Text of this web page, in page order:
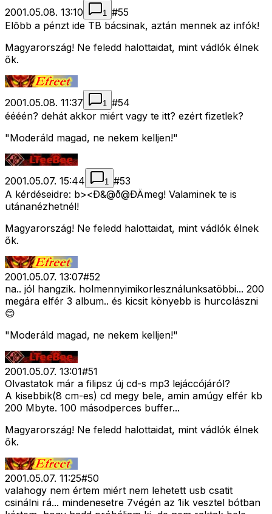
2001.05.08. 13:10 1 #55
Elõbb a pénzt ide TB bácsinak, aztán mennek az infók!
Magyarország! Ne feledd halottaidat, mint vádlók élnek
ők.
2001.05.08. 11:37 1 #54
éééén? dehát akkor miért vagy te itt? ezért fizetlek?
"Moderáld magad, ne nekem kelljen!"
2001.05.07. 15:44 1 #53
A kérdéseidre: b><Ð&@ð@ÐÄmeg! Valaminek te is
utánanézhetnél!
Magyarország! Ne feledd halottaidat, mint vádlók élnek
ők.
2001.05.07. 13:07#52
na.. jól hangzik. holmennyimikorlesználunksatöbbi... 200
megára elfér 3 album.. és kicsit könyebb is hurcolászni
😊
"Moderáld magad, ne nekem kelljen!"
2001.05.07. 13:01#51
Olvastatok már a filipsz új cd-s mp3 lejáccójáról?
A kisebbik(8 cm-es) cd megy bele, amin amúgy elfér kb
200 Mbyte. 100 másodperces buffer...
Magyarország! Ne feledd halottaidat, mint vádlók élnek
ők.
2001.05.07. 11:25#50
valahogy nem értem miért nem lehetett usb csatit
csinálni rá... mindenesetre 7végén az 1ik vesztel bótban